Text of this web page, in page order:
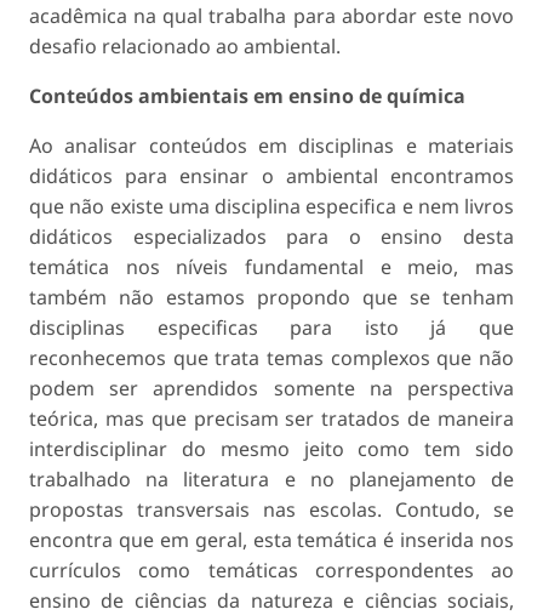
acadêmica na qual trabalha para abordar este novo
desafio relacionado ao ambiental.
Conteúdos ambientais em ensino de química
Ao analisar conteúdos em disciplinas e materiais
didáticos para ensinar o ambiental encontramos
que não existe uma disciplina especifica e nem livros
didáticos especializados para o ensino desta
temática nos níveis fundamental e meio, mas
também não estamos propondo que se tenham
disciplinas especificas para isto já que
reconhecemos que trata temas complexos que não
podem ser aprendidos somente na perspectiva
teórica, mas que precisam ser tratados de maneira
interdisciplinar do mesmo jeito como tem sido
trabalhado na literatura e no planejamento de
propostas transversais nas escolas. Contudo, se
encontra que em geral, esta temática é inserida nos
currículos como temáticas correspondentes ao
ensino de ciências da natureza e ciências sociais,